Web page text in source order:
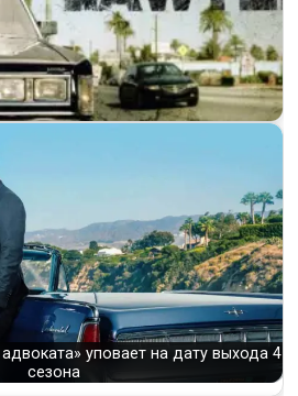
для адвоката» на Netflix:
уповает на дату выхода 4
сезона